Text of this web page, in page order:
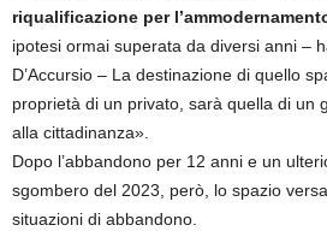
riqualificazione per
ipotesi ormai superata da diversi anni –
D’Accursio – La destinazione di quello
proprietà di un privato, sarà quella di un
alla cittadinanza».
Dopo l’abbandono per 12 anni e un
sgombero del 2023, però, lo spazio
situazioni di abbandono.